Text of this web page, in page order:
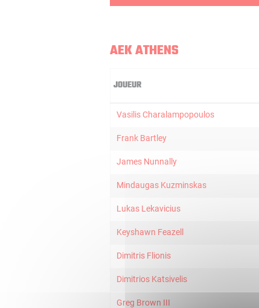
AEK ATHENS
JOUEUR
Vasilis Charalampopoulos
Frank Bartley
James Nunnally
Mindaugas Kuzminskas
Lukas Lekavicius
Keyshawn Feazell
Dimitris Flionis
Dimitrios Katsivelis
Greg Brown III